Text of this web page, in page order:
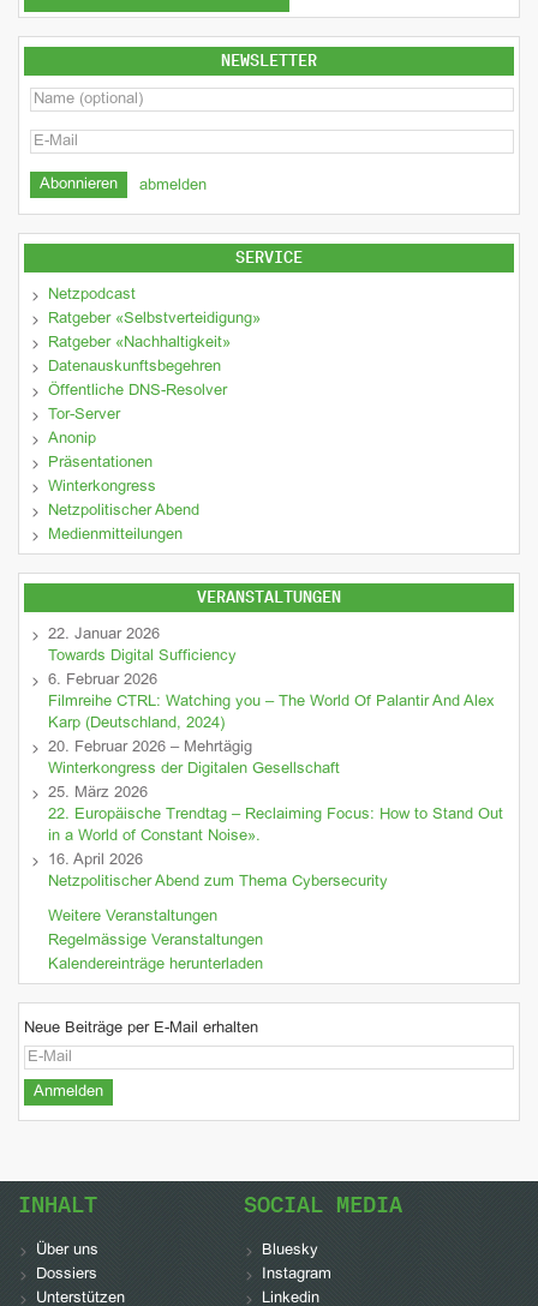
NEWSLETTER
abmelden
SERVICE
Netzpodcast
Ratgeber «Selbstverteidigung»
Ratgeber «Nachhaltigkeit»
Datenauskunftsbegehren
Öffentliche DNS-Resolver
Tor-Server
Anonip
Präsentationen
Winterkongress
Netzpolitischer Abend
Medienmitteilungen
VERANSTALTUNGEN
22. Januar 2026
Towards Digital Sufficiency
6. Februar 2026
Filmreihe CTRL: Watching you – The World Of Palantir And Alex
Karp (Deutschland, 2024)
20. Februar 2026 – Mehrtägig
Winterkongress der Digitalen Gesellschaft
25. März 2026
22. Europäische Trendtag – Reclaiming Focus: How to Stand Out
in a World of Constant Noise».
16. April 2026
Netzpolitischer Abend zum Thema Cybersecurity
Weitere Veranstaltungen
Regelmässige Veranstaltungen
Kalendereinträge herunterladen
Neue Beiträge per E-Mail erhalten
INHALT
Über uns
Dossiers
Unterstützen
SOCIAL MEDIA
Bluesky
Instagram
Linkedin